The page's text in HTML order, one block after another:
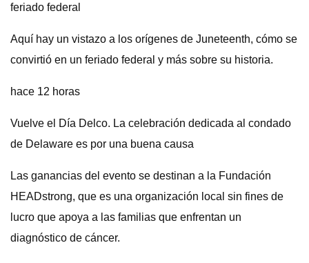
feriado federal
Aquí hay un vistazo a los orígenes de Juneteenth, cómo se
convirtió en un feriado federal y más sobre su historia.
hace 12 horas
Vuelve el Día Delco. La celebración dedicada al condado
de Delaware es por una buena causa
Las ganancias del evento se destinan a la Fundación
HEADstrong, que es una organización local sin fines de
lucro que apoya a las familias que enfrentan un
diagnóstico de cáncer.